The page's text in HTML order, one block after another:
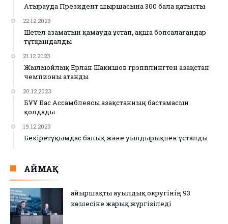
Атырауда Президент шыршасына 300 бала қатысты
22.12.2023
Шетел азаматын қамауда ұстап, ақша бопсалағандар
тұтқындалды
21.12.2023
Жылыойлық Ерлан Шакишов грэпплингтен Қазақстан
чемпионы атанды
20.12.2023
БҰҰ Бас Ассамблеясы Қазақстанның бастамасын
қолдады
19.12.2023
Бекіретұқымдас балық және уылдырықпен ұсталды
АЙМАҚ
Қайыршақты ауылдық округінің 93
көшесіне жарық жүргізіледі